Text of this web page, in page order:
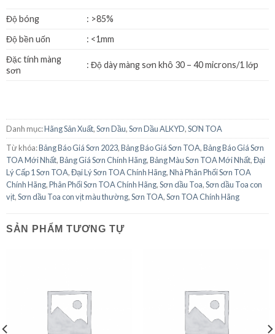
Độ bóng
: >85%
Độ bền uốn
: <1mm
Đặc tính màng
sơn
: Độ dày màng sơn khô 30 – 40 microns/1 lớp
Danh mục:Hãng Sản Xuất,Sơn Dầu,Sơn Dầu ALKYD,SƠN TOA
Từ khóa:Bảng Báo Giá Sơn 2023,Bảng Báo Giá Sơn TOA,Bảng Báo Giá Sơn
TOA Mới Nhất,Bảng Giá Sơn Chính Hãng,Bảng Màu Sơn TOA Mới Nhất,Đại
Lý Cấp 1 Sơn TOA,Đại Lý Sơn TOA Chính Hãng,Nhà Phân Phối Sơn TOA
Chính Hãng,Phân Phối Sơn TOA Chính Hãng,Sơn dầu Toa,Sơn dầu Toa con
vịt,Sơn dầu Toa con vịt màu thường,Sơn TOA,Sơn TOA Chính Hãng
SẢN PHẨM TƯƠNG TỰ